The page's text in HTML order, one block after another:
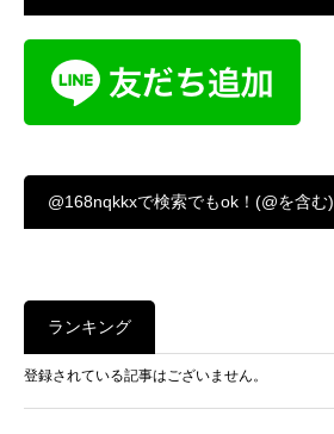
@168nqkkxで検索でもok！(@を含む)
ランキング
登録されている記事はございません。